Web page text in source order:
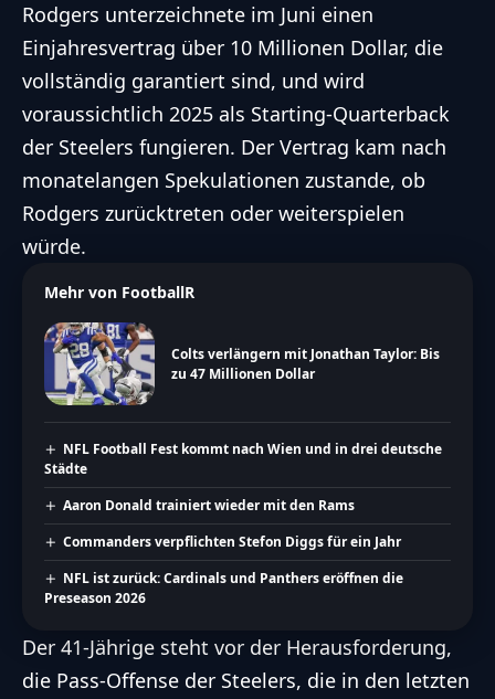
Rodgers unterzeichnete im Juni einen
Einjahresvertrag über 10 Millionen Dollar, die
vollständig garantiert sind, und wird
voraussichtlich 2025 als Starting-Quarterback
der Steelers fungieren. Der Vertrag kam nach
monatelangen Spekulationen zustande, ob
Rodgers zurücktreten oder weiterspielen
würde.
Mehr von FootballR
Colts verlängern mit Jonathan Taylor: Bis
zu 47 Millionen Dollar
NFL Football Fest kommt nach Wien und in drei deutsche
Städte
Aaron Donald trainiert wieder mit den Rams
Commanders verpflichten Stefon Diggs für ein Jahr
NFL ist zurück: Cardinals und Panthers eröffnen die
Preseason 2026
Der 41-Jährige steht vor der Herausforderung,
die Pass-Offense der Steelers, die in den letzten